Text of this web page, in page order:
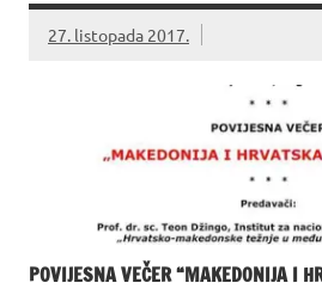
27. listopada 2017.
POVIJESNA VEČER “MAKEDONIJA I